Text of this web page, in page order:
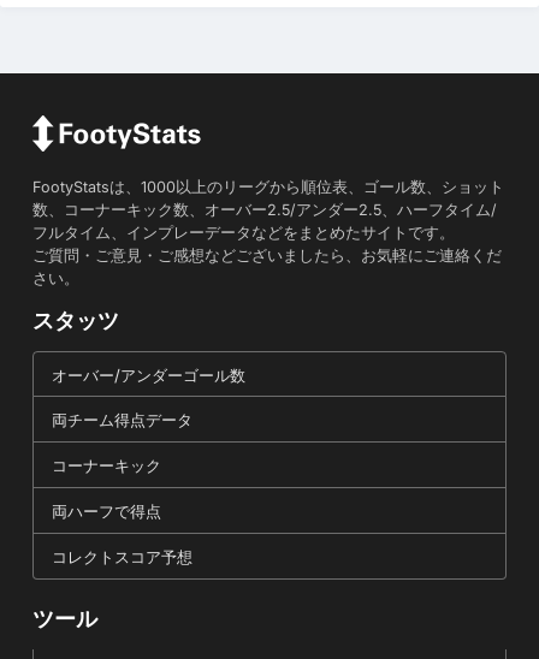
FootyStatsは、1000以上のリーグから順位表、ゴール数、ショット
数、コーナーキック数、オーバー2.5/アンダー2.5、ハーフタイム/
フルタイム、インプレーデータなどをまとめたサイトです。
ご質問・ご意見・ご感想などございましたら、お気軽にご連絡くだ
さい。
スタッツ
オーバー/アンダーゴール数
両チーム得点データ
コーナーキック
両ハーフで得点
コレクトスコア予想
ツール